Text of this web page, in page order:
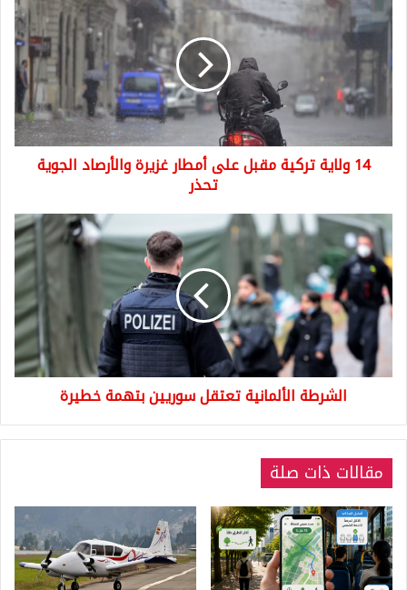
ولاية
تركية
مقبل
على
أمطار
غزيرة
والأرصاد
الجوية
14 ولاية تركية مقبل على أمطار غزيرة والأرصاد الجوية
تحذر
الشرطة
الألمانية
تعتقل
سوريين
بتهمة
خطيرة
الشرطة الألمانية تعتقل سوريين بتهمة خطيرة
مقالات ذات صلة